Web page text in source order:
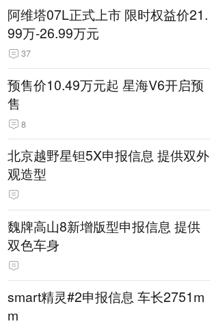
阿维塔07L正式上市 限时权益价21.
99万-26.99万元
37
预售价10.49万元起 星海V6开启预
售
8
北京越野星钽5X申报信息 提供双外
观造型
魏牌高山8新增版型申报信息 提供
双色车身
smart精灵#2申报信息 车长2751m
m